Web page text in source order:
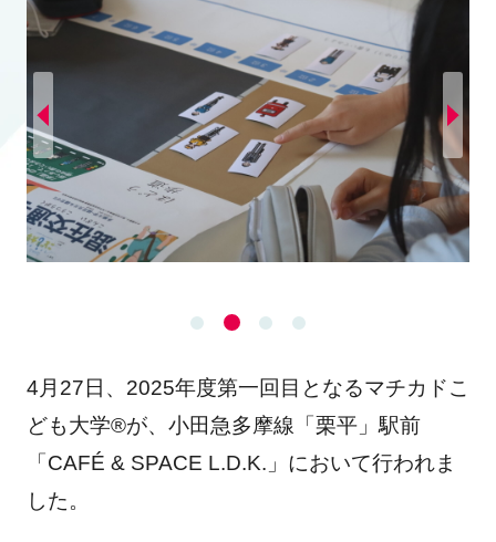
4月27日、2025年度第一回目となるマチカドこ
ども大学®が、小田急多摩線「栗平」駅前
「CAFÉ & SPACE L.D.K.」において行われま
した。